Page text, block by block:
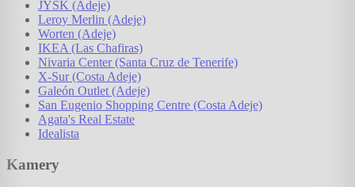
JYSK (Adeje)
Leroy Merlin (Adeje)
Worten (Adeje)
IKEA (Las Chafiras)
Nivaria Center (Santa Cruz de Tenerife)
X-Sur (Costa Adeje)
Galeón Outlet (Adeje)
San Eugenio Shopping Centre (Costa Adeje)
Agata's Real Estate
Idealista
Kamery